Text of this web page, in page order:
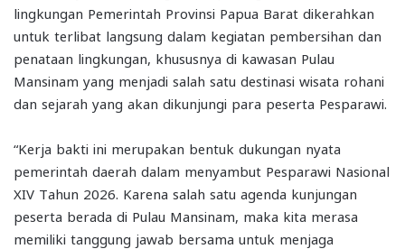
lingkungan Pemerintah Provinsi Papua Barat dikerahkan
untuk terlibat langsung dalam kegiatan pembersihan dan
penataan lingkungan, khususnya di kawasan Pulau
Mansinam yang menjadi salah satu destinasi wisata rohani
dan sejarah yang akan dikunjungi para peserta Pesparawi.
“Kerja bakti ini merupakan bentuk dukungan nyata
pemerintah daerah dalam menyambut Pesparawi Nasional
XIV Tahun 2026. Karena salah satu agenda kunjungan
peserta berada di Pulau Mansinam, maka kita merasa
memiliki tanggung jawab bersama untuk menjaga